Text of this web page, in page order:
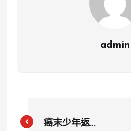
admin
癌末少年返家